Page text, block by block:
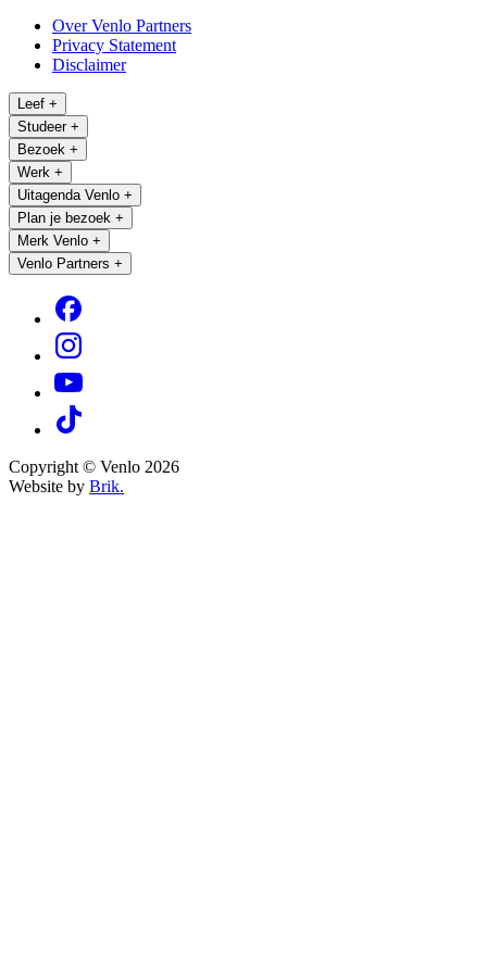
Over Venlo Partners
Privacy Statement
Disclaimer
Leef +
Studeer +
Bezoek +
Werk +
Uitagenda Venlo +
Plan je bezoek +
Merk Venlo +
Venlo Partners +
Copyright © Venlo 2026
Website by Brik.